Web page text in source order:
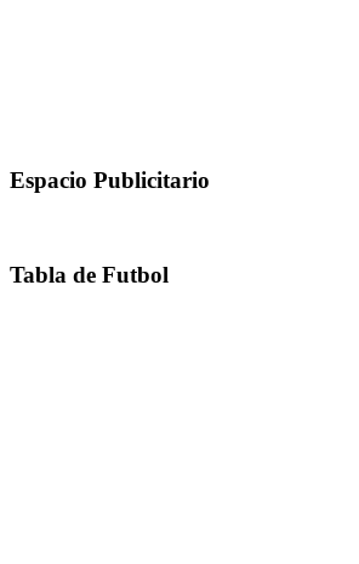
Espacio Publicitario
Tabla de Futbol